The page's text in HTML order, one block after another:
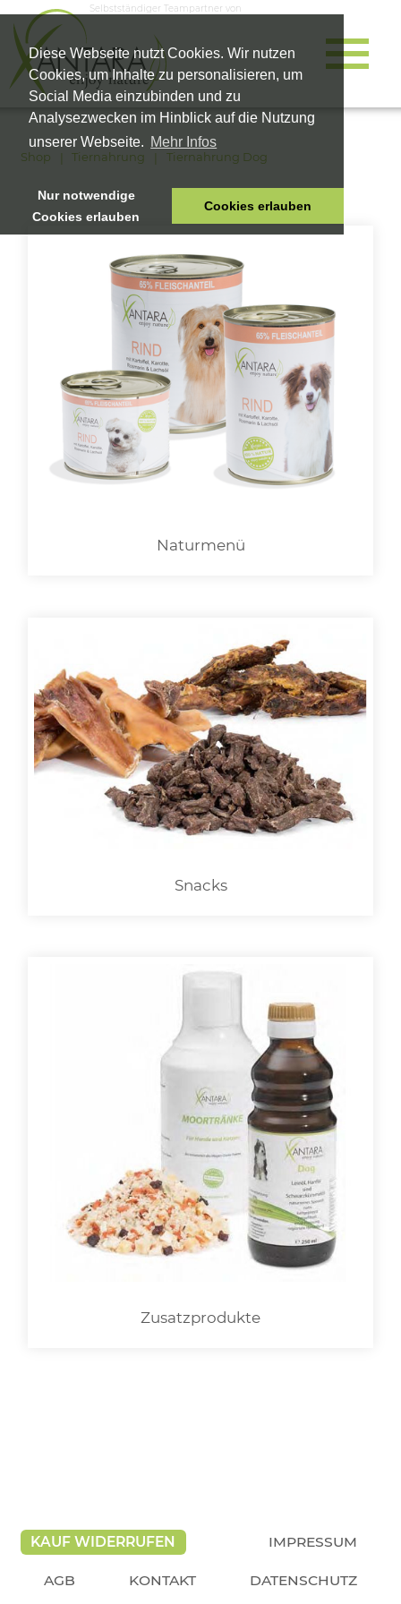
Diese Webseite nutzt Cookies. Wir nutzen
Cookies, um Inhalte zu personalisieren, um
Social Media einzubinden und zu
Analysezwecken im Hinblick auf die Nutzung
unserer Webseite. Mehr Infos
Nur notwendige
Cookies erlauben
Cookies erlauben
Selbstständiger Teampartner von
HOME
VITALPRODUKTE
KARRIERE
Shop Tiernahrung Tiernahrung Dog
Naturmenü
Snacks
Zusatzprodukte
KAUF WIDERRUFEN IMPRESSUM
AGB KONTAKT DATENSCHUTZ